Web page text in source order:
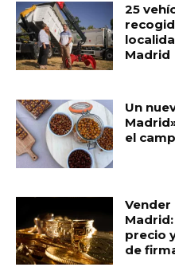
25
Madrid
Un
el
precio
de